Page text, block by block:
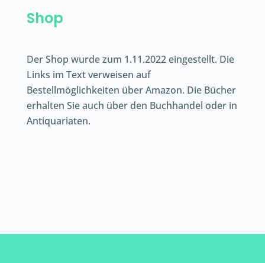
Shop
Der Shop wurde zum 1.11.2022 eingestellt. Die
Links im Text verweisen auf
Bestellmöglichkeiten über Amazon. Die Bücher
erhalten Sie auch über den Buchhandel oder in
Antiquariaten.